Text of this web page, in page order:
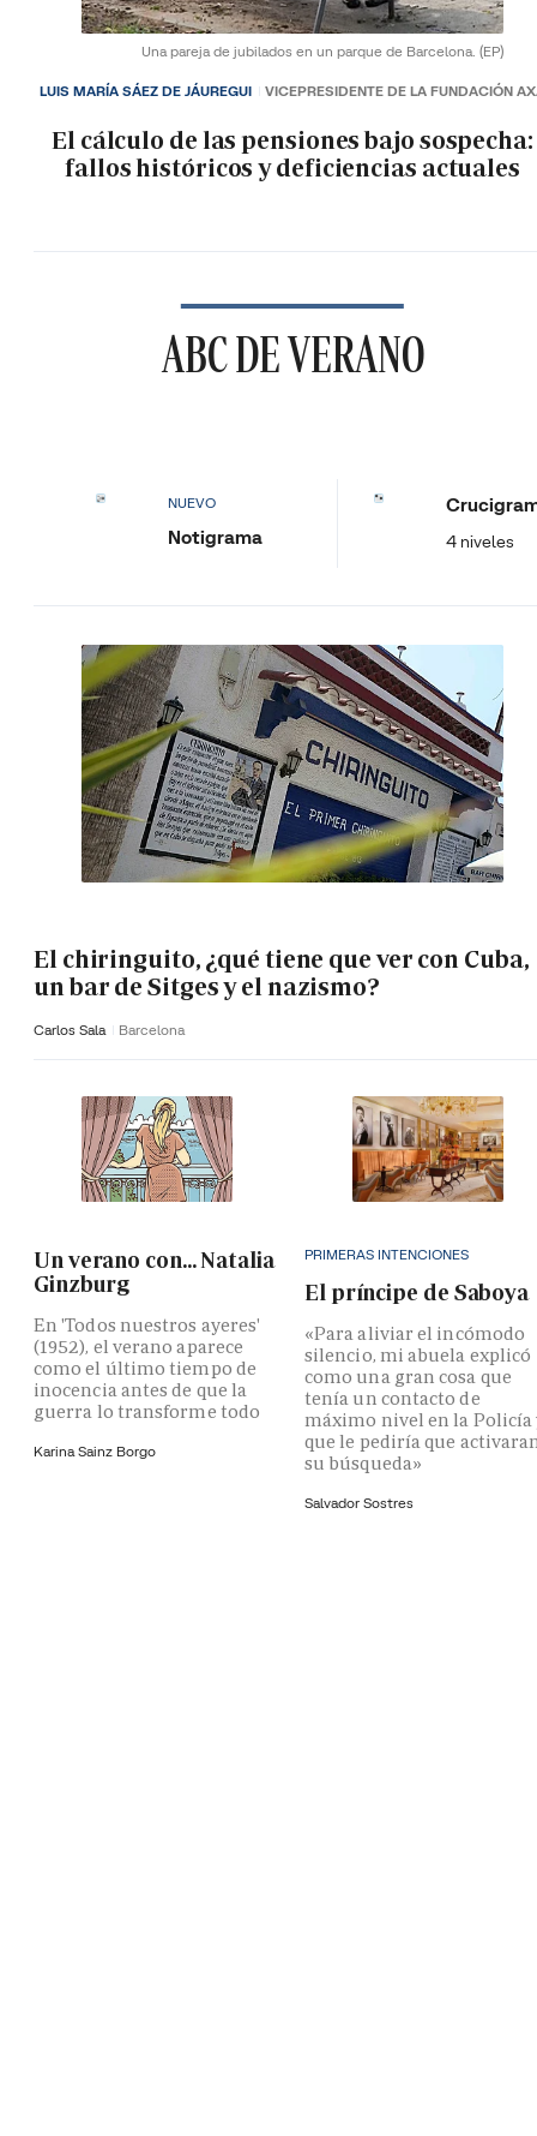
Una pareja de jubilados en un parque de Barcelona. (EP)
El cálculo de las pensiones bajo sospecha:
fallos históricos y deficiencias actuales
LUIS MARÍA SÁEZ DE JÁUREGUI VICEPRESIDENTE DE LA FUNDACIÓN
ABC DE VERANO
NUEVO
Notigrama 4 niveles
El chiringuito, ¿qué tiene que ver con Cuba,
un bar de Sitges y el nazismo?
Carlos Sala Barcelona
Un verano con... Natalia
Ginzburg
En 'Todos nuestros ayeres'
(1952), el verano aparece
como el último tiempo de
inocencia antes de que la
guerra lo transforme todo
Karina Sainz Borgo
PRIMERAS INTENCIONES
El príncipe de Saboya
«Para aliviar el incómodo
silencio, mi abuela explicó
como una gran cosa que
tenía un contacto de
máximo nivel en la Policía
que le pediría que
su búsqueda»
Salvador Sostres